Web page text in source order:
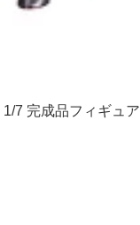
7 完成品フィギュア